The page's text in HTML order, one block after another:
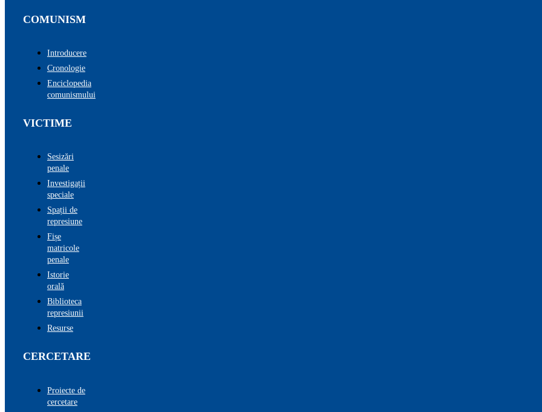
COMUNISM
Introducere
Cronologie
Enciclopedia
comunismului
VICTIME
Sesizări
penale
Investigații
speciale
Spații de
represiune
Fișe
matricole
penale
Istorie
orală
Biblioteca
represiunii
Resurse
CERCETARE
Proiecte de
cercetare